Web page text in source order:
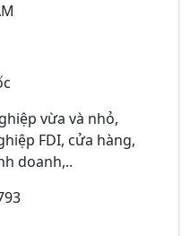
vừa và nhỏ,
FDI, cửa hàng,
doanh,..